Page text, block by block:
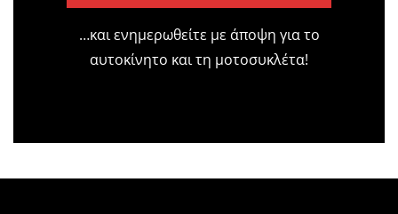
…και ενημερωθείτε με άποψη για το
αυτοκίνητο και τη μοτοσυκλέτα!